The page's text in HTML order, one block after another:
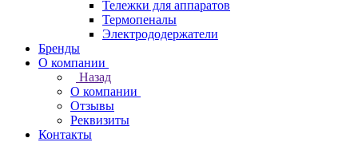
Тележки для аппаратов
Термопеналы
Электрододержатели
Бренды
О компании
Назад
О компании
Отзывы
Реквизиты
Контакты